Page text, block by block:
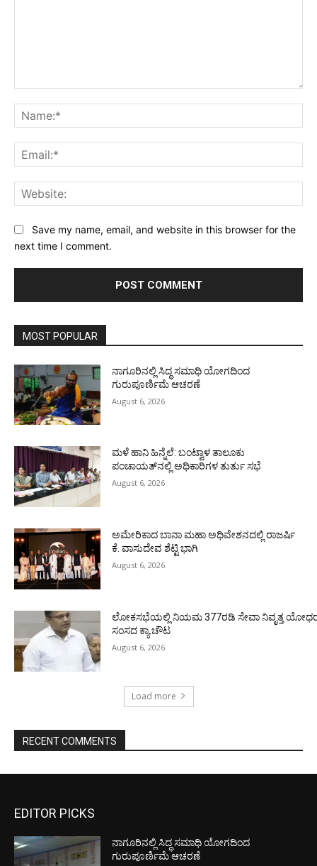
Save my name, email, and website in this browser for the
next time I comment.
MOST POPULAR
ನಾಗೂರಿನಲ್ಲಿ ಸಿದ್ಧ ಸಮಾಧಿ ಯೋಗದಿಂದ
ಗುರುಪೂರ್ಣಿಮೆ ಆಚರಣೆ
August 6, 2026
ಮಳೆ ಹಾನಿ ಹಿನ್ನೆಲೆ: ಬಂಟ್ವಾಳ ತಾಲೂಕು
ಪಂಚಾಯತ್‌ನಲ್ಲಿ ಅಧಿಕಾರಿಗಳ ತುರ್ತು ಸಭೆ
August 6, 2026
ಅಮೇರಿಕಾದ ಬಾನಾ ಮಹಾ ಅಧಿವೇಶನದಲ್ಲಿ ರಾಜರ್ಷಿ
ಕೆ. ವಾಸುದೇವ ಶೆಟ್ಟಿ ಭಾಗಿ
August 6, 2026
ಲೋಕಸಭೆಯಲ್ಲಿ ನಿಯಮ 377ರಡಿ ಸೇವಾ ನಿವೃತ್ತ
ಸಂಸದ ಕ್ಯಾ.ಚೌಟ
August 6, 2026
Load more
RECENT COMMENTS
EDITOR PICKS
ನಾಗೂರಿನಲ್ಲಿ ಸಿದ್ಧ ಸಮಾಧಿ ಯೋಗದಿಂದ
ಗುರುಪೂರ್ಣಿಮೆ ಆಚರಣೆ